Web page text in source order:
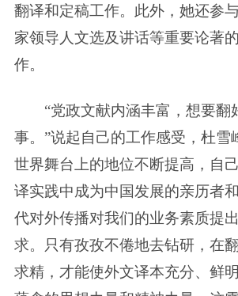
翻译和定稿工作。此外，她还参
家领导人文选及讲话等重要论著
作。
“党政文献内涵丰富，想要翻
事。”说起自己的工作感受，杜雪
世界舞台上的地位不断提高，自
译实践中成为中国发展的亲历者
代对外传播对我们的业务素质提
求。只有孜孜不倦地去钻研，在
求精，才能使外文译本充分、鲜